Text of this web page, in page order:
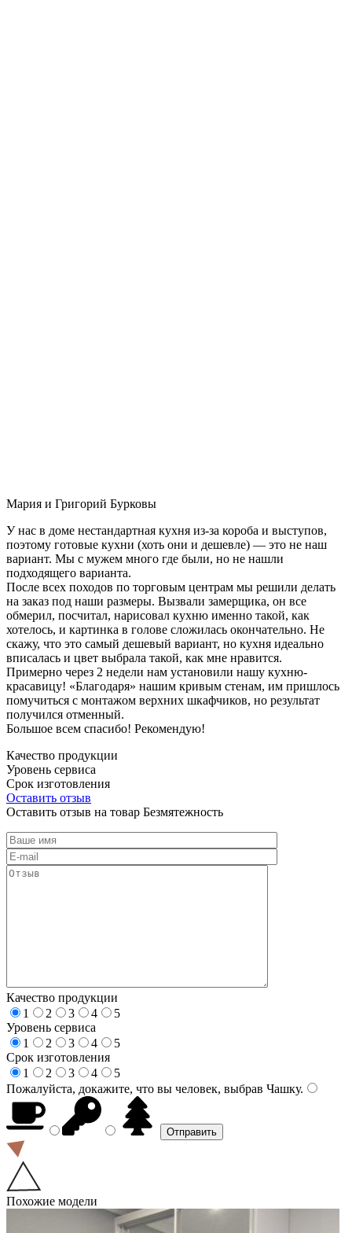
Мария и Григорий Бурковы
У нас в доме нестандартная кухня из-за короба и выступов,
поэтому готовые кухни (хоть они и дешевле) — это не наш
вариант. Мы с мужем много где были, но не нашли
подходящего варианта.
После всех походов по торговым центрам мы решили делать
на заказ под наши размеры. Вызвали замерщика, он все
обмерил, посчитал, нарисовал кухню именно такой, как
хотелось, и картинка в голове сложилась окончательно. Не
скажу, что это самый дешевый вариант, но кухня идеально
вписалась и цвет выбрала такой, как мне нравится.
Примерно через 2 недели нам установили нашу кухню-
красавицу! «Благодаря» нашим кривым стенам, им пришлось
помучиться с монтажом верхних шкафчиков, но результат
получился отменный.
Большое всем спасибо! Рекомендую!
Качество продукции
Уровень сервиса
Срок изготовления
Оставить отзыв
Оставить отзыв на товар Безмятежность
Качество продукции
1
2 3 4
5
Уровень сервиса
1
2 3 4
5
Срок изготовления
1
2 3 4
5
Пожалуйста, докажите, что вы человек, выбрав Чашку.
Похожие модели